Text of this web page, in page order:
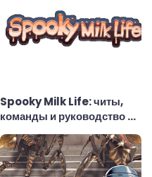
Spooky Milk Life: читы,
команды и руководство по
использованию